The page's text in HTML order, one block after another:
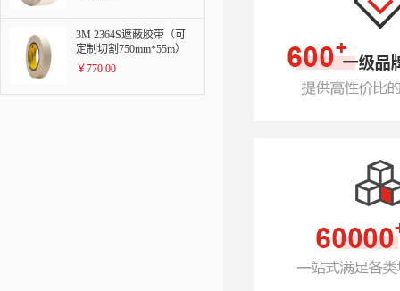
3M 2364S遮蔽胶带（可
定制切割750mm*55m）
￥770.00